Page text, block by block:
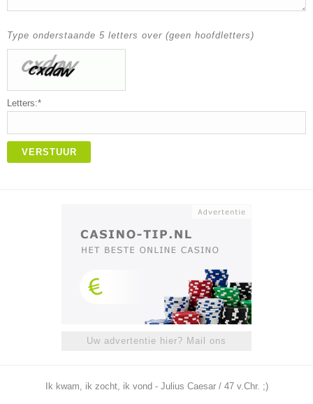
Type onderstaande 5 letters over (geen hoofdletters)
Letters:*
VERSTUUR
Uw advertentie hier? Mail ons
Ik kwam, ik zocht, ik vond - Julius Caesar / 47 v.Chr. ;)